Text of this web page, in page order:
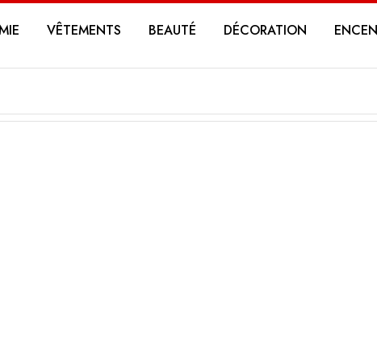
VÊTEMENTS BEAUTÉ DÉCORATION